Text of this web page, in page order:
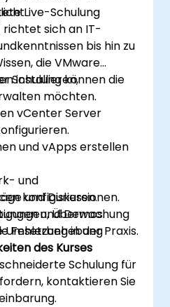
Live-Schulung
sich an IT-
bis hin zu
die VMware
installieren,
möchten.
Schulung können die
vCenter Server
und vApps erstellen
und
konfigurieren.
Überwachung
Fehlerbehebung
und Diskussionen.
und Demos.
in der Praxis.
des Kurses
Schulung für
kontaktieren Sie